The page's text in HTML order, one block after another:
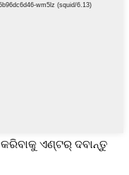
କରିବାକୁ ଏଣ୍ଟର୍ ଦବାନ୍ତୁ